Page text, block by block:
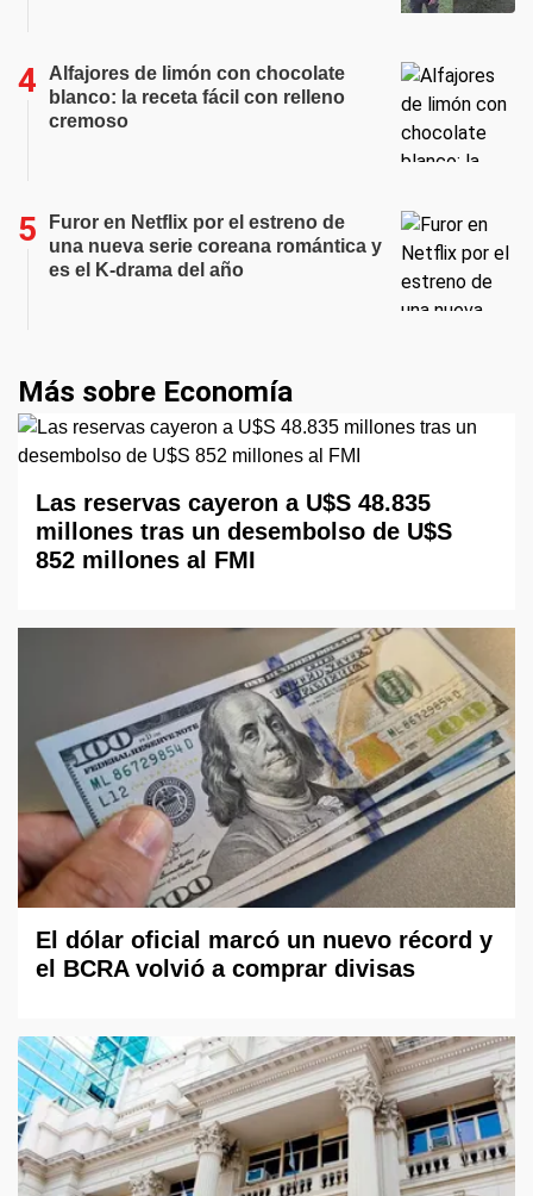
Alfajores de limón con chocolate
blanco: la receta fácil con relleno
cremoso
Furor en Netflix por el estreno de
una nueva serie coreana romántica y
es el K-drama del año
Más sobre Economía
Las reservas cayeron a U$S 48.835
millones tras un desembolso de U$S
852 millones al FMI
El dólar oficial marcó un nuevo récord y
el BCRA volvió a comprar divisas